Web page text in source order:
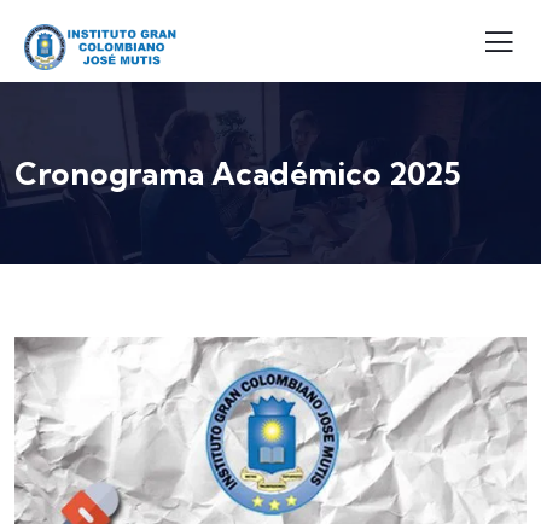
Cronograma Académico 2025